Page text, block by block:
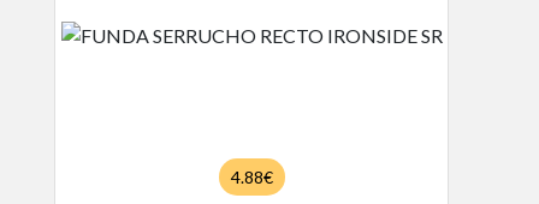
4.88€